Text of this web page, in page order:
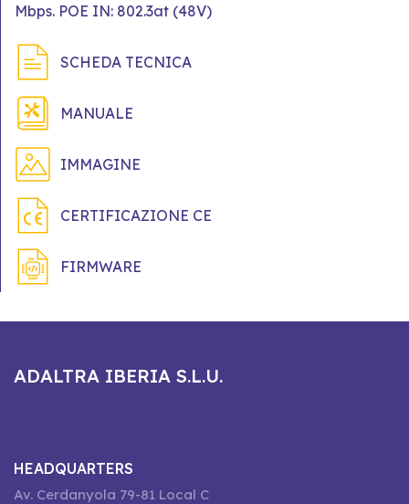
Mbps. POE IN: 802.3at (48V)
SCHEDA TECNICA
MANUALE
IMMAGINE
CERTIFICAZIONE CE
FIRMWARE
ADALTRA IBERIA S.L.U.
HEADQUARTERS
Av. Cerdanyola 79-81 Local C